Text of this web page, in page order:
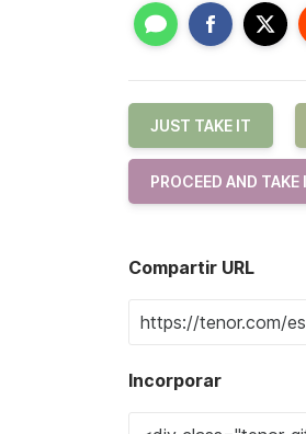
JUST TAKE IT
PROCEED AND TAKE
Compartir URL
Incorporar